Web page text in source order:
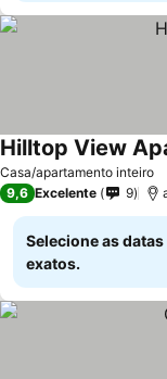
Casa/apartamento inteiro
Hilltop View
9,6 Excelente 9
Selecione as
exatos.